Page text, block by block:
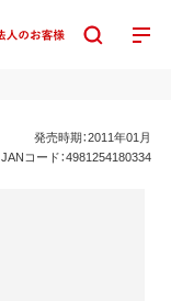
発売時期：2011年01月
JANコード：4981254180334